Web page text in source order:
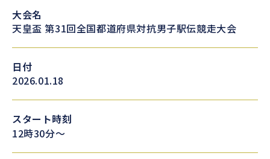
大会名
天皇盃 第31回全国都道府県対抗男子駅伝競走大会
日付
2026.01.18
スタート時刻
12時30分～